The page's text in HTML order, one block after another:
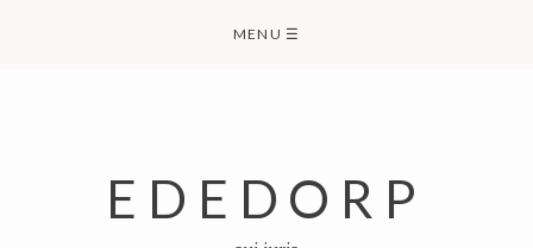
MENU ☰
EDEDORP